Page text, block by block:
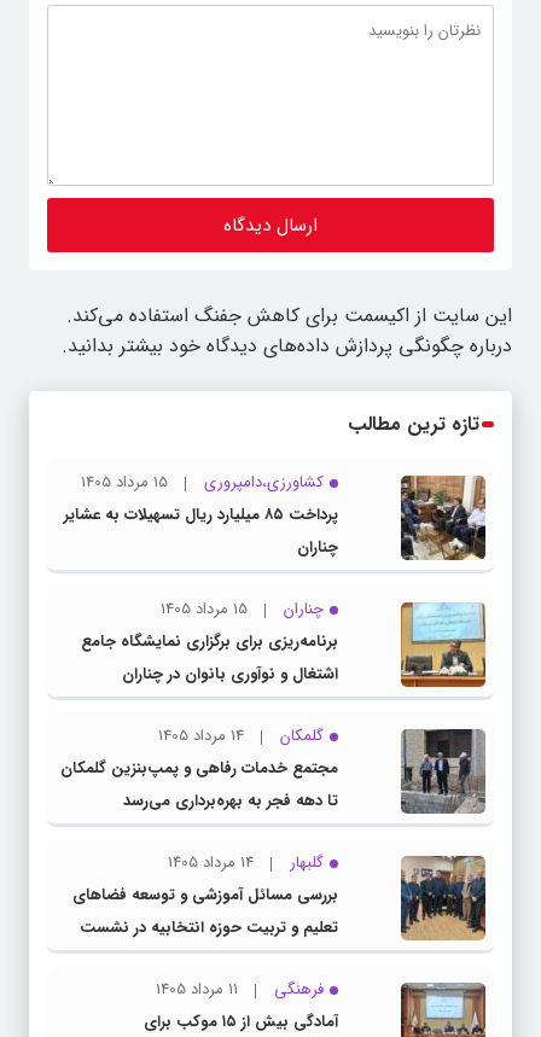
این سایت از اکیسمت برای کاهش جفنگ استفاده می‌کند.
درباره چگونگی پردازش داده‌های دیدگاه خود بیشتر بدانید.
تازه ترین مطالب
کشاورزی،دامپروری
15 مرداد 1405
پرداخت ۸۵ میلیارد ریال تسهیلات به عشایر
چناران
چناران
15 مرداد 1405
برنامه‌ریزی برای برگزاری نمایشگاه جامع
اشتغال و نوآوری بانوان در چناران
گلمکان
14 مرداد 1405
مجتمع خدمات رفاهی و پمپ‌بنزین گلمکان
تا دهه فجر به بهره‌برداری می‌رسد
گلبهار
14 مرداد 1405
بررسی مسائل آموزشی و توسعه فضاهای
تعلیم و تربیت حوزه انتخابیه در نشست
مشترک عضو کمیسیون آموزش مجلس با
مدیرکل آموزش و پرورش خراسان رضوی
فرهنگی
11 مرداد 1405
آمادگی بیش از ۱۵ موکب برای